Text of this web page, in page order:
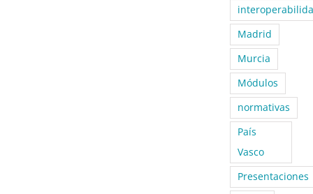
Madrid
Murcia
Módulos
normativas
País
Vasco
Presentaciones